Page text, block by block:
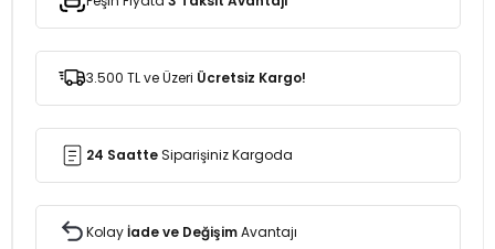
3.500 TL ve Üzeri Ücretsiz Kargo!
24 SaatteSiparişiniz Kargoda
Kolayİade ve DeğişimAvantajı